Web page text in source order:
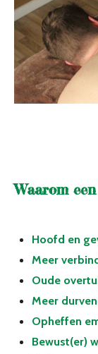
Waarom
Hoofd en
Meer
Oude
Meer
Opheffen
Bewust(er)